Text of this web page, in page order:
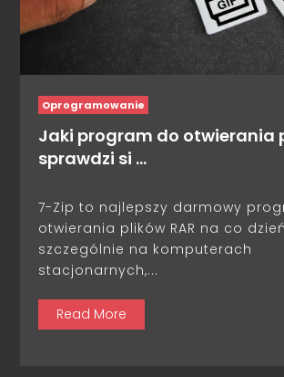
Oprogramowanie
Jaki program do otwierania
sprawdzi si …
7-Zip to najlepszy darmowy
otwierania plików RAR na co
szczególnie na komputerach
stacjonarnych,...
Read More